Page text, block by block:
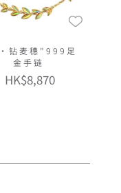
钻麦穗"999足
金手链
HK$8,870